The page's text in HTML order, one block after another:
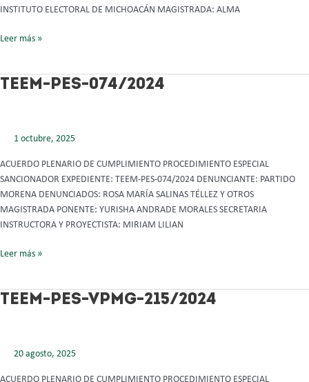
INSTITUTO ELECTORAL DE MICHOACÁN MAGISTRADA: ALMA
Leer más »
TEEM-PES-074/2024
1 octubre, 2025
ACUERDO PLENARIO DE CUMPLIMIENTO PROCEDIMIENTO ESPECIAL
SANCIONADOR EXPEDIENTE: TEEM-PES-074/2024 DENUNCIANTE: PARTIDO
MORENA DENUNCIADOS: ROSA MARÍA SALINAS TÉLLEZ Y OTROS
MAGISTRADA PONENTE: YURISHA ANDRADE MORALES SECRETARIA
INSTRUCTORA Y PROYECTISTA: MIRIAM LILIAN
TEEM-
Leer más »
TEEM-PES-VPMG-215/2024
20 agosto, 2025
ACUERDO PLENARIO DE CUMPLIMIENTO PROCEDIMIENTO ESPECIAL
TEEM-